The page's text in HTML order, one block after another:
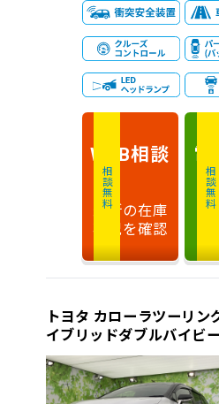
相談無料
WEB相談
最新の在庫
状況を確認
相談無料
電
トヨタ カローラツーリン
イブリッドダブルバイビー